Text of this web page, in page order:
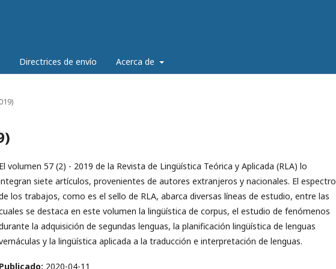
Directrices de envío Acerca de
El volumen 57 (2) - 2019 de la Revista de Lingüística Teórica y Aplicada (RLA) lo
siete artículos, provenientes de autores extranjeros y nacionales. El espectro
los trabajos, como es el sello de RLA, abarca diversas líneas de estudio, entre las
se destaca en este volumen la lingüística de corpus, el estudio de fenómenos
la adquisición de segundas lenguas, la planificación lingüística de lenguas
y la lingüística aplicada a la traducción e interpretación de lenguas.
Publicado: 2020-04-11